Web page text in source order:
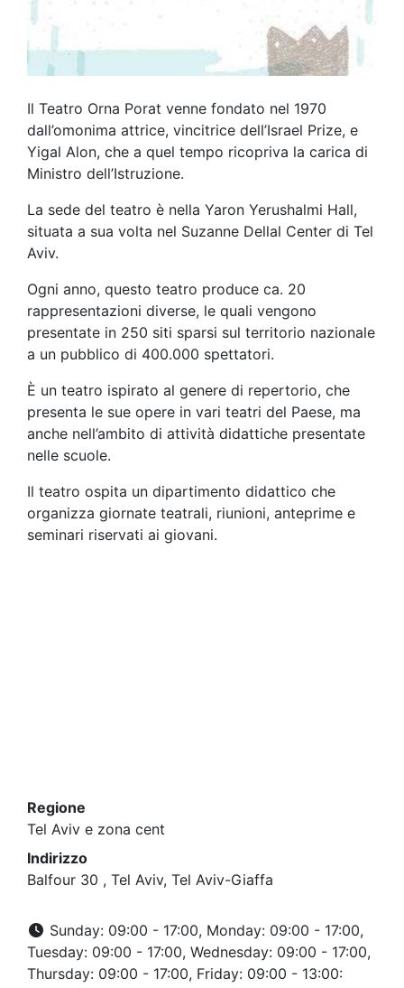
Il Teatro Orna Porat venne fondato nel 1970
dall’omonima attrice, vincitrice dell’Israel Prize, e
Yigal Alon, che a quel tempo ricopriva la carica di
Ministro dell’Istruzione.
La sede del teatro è nella Yaron Yerushalmi Hall,
situata a sua volta nel Suzanne Dellal Center di Tel
Aviv.
Ogni anno, questo teatro produce ca. 20
rappresentazioni diverse, le quali vengono
presentate in 250 siti sparsi sul territorio nazionale
a un pubblico di 400.000 spettatori.
È un teatro ispirato al genere di repertorio, che
presenta le sue opere in vari teatri del Paese, ma
anche nell’ambito di attività didattiche presentate
nelle scuole.
Il teatro ospita un dipartimento didattico che
organizza giornate teatrali, riunioni, anteprime e
seminari riservati ai giovani.
Regione
Tel Aviv e zona cent
Indirizzo
Balfour 30 , Tel Aviv, Tel Aviv-Giaffa
Sunday: 09:00 - 17:00, Monday: 09:00 - 17:00,
Tuesday: 09:00 - 17:00, Wednesday: 09:00 - 17:00,
Thursday: 09:00 - 17:00, Friday: 09:00 - 13:00: